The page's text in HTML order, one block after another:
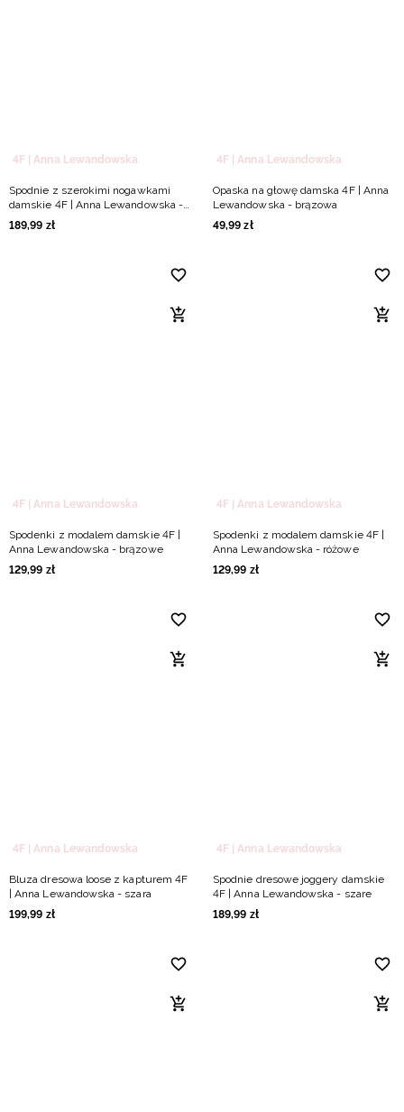
4F | Anna Lewandowska
Spodnie z szerokimi nogawkami
damskie 4F | Anna Lewandowska -
brązowe
189,99 zł
4F | Anna Lewandowska
Opaska na głowę damska 4F | Anna
Lewandowska - brązowa
49,99 zł
4F | Anna Lewandowska
Spodenki z modalem damskie 4F |
Anna Lewandowska - brązowe
129,99 zł
4F | Anna Lewandowska
Spodenki z modalem damskie 4F |
Anna Lewandowska - różowe
129,99 zł
4F | Anna Lewandowska
Bluza dresowa loose z kapturem 4F
| Anna Lewandowska - szara
199,99 zł
4F | Anna Lewandowska
Spodnie dresowe joggery damskie
4F | Anna Lewandowska - szare
189,99 zł